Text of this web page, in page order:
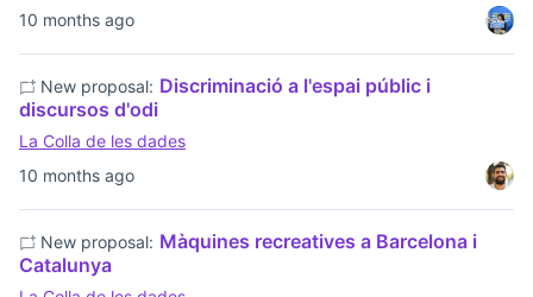
10 months ago
10 months ago
New proposal: Discriminació a l'espai públic i
discursos d'odi
La Colla de les dades
New proposal: Màquines recreatives a Barcelona i
Catalunya